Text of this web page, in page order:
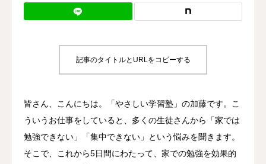
記事のタイトルとURLをコピーする
皆さん、こんにちは。「やさしい学習塾」の加藤です。こ
ういうお仕事をしていると、多くの生徒さんから「家では
勉強できない」「集中できない」という悩みを聞きます。
そこで、これから5日間にわたって、家での勉強を効果的